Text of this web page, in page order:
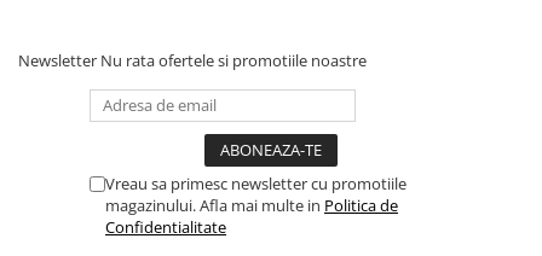
Newsletter Nu rata ofertele si promotiile noastre
Vreau sa primesc newsletter cu promotiile
magazinului. Afla mai multe in Politica de
Confidentialitate